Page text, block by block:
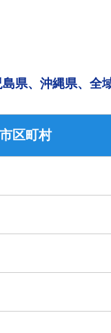
県、沖縄県、全
市区町村